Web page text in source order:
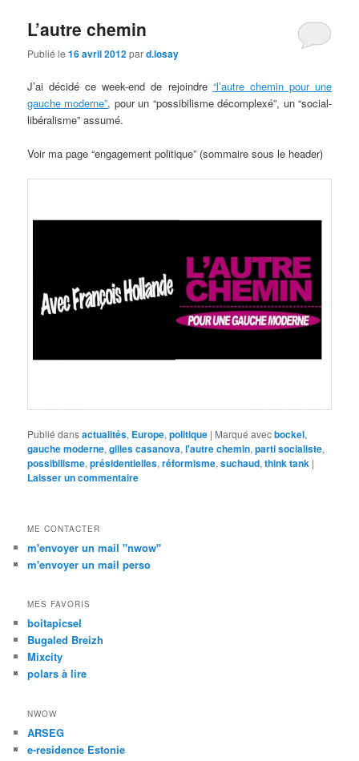
L’autre chemin
Publié le16 avril 2012pard.losay
J’ai décidé ce week-end de rejoindre “l’autre chemin pour une
gauche moderne”, pour un “possibilisme décomplexé”, un “social-
libéralisme” assumé.
Voir ma page “engagement politique” (sommaire sous le header)
Publié dansactualités, Europe,politique | Marqué avecbockel,
gauche moderne,gilles casanova,l'autre chemin,parti socialiste,
possibilisme,présidentielles,réformisme,suchaud,think tank |
Laisser un commentaire
ME CONTACTER
m'envoyer un mail "nwow"
m'envoyer un mail perso
MES FAVORIS
boitapicsel
Bugaled Breizh
Mixcity
polars à lire
NWOW
ARSEG
e-residence Estonie